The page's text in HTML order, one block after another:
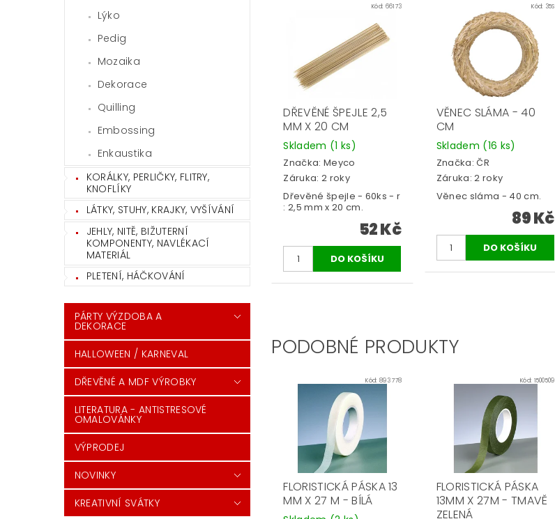
Lýko
Pedig
Mozaika
Dekorace
Quilling
Embossing
Enkaustika
KORÁLKY, PERLIČKY, FLITRY,
KNOFLÍKY
LÁTKY, STUHY, KRAJKY, VYŠÍVÁNÍ
JEHLY, NITĚ, BIŽUTERNÍ
KOMPONENTY, NAVLÉKACÍ
MATERIÁL
PLETENÍ, HÁČKOVÁNÍ
PÁRTY VÝZDOBA A
DEKORACE
HALLOWEEN / KARNEVAL
DŘEVĚNÉ A MDF VÝROBKY
LITERATURA - ANTISTRESOVÉ
OMALOVÁNKY
VÝPRODEJ
NOVINKY
KREATIVNÍ SVÁTKY
Kód: 66173
DŘEVĚNÉ ŠPEJLE 2,5
MM X 20 CM
Skladem (1 ks)
Značka: Meyco
Záruka: 2 roky
Dřevěné špejle - 60ks - r
: 2,5 mm x 20 cm.
52 Kč
Kód: 35S
VĚNEC SLÁMA - 40
CM
Skladem (16 ks)
Značka:ČR
Záruka: 2 roky
Věnec sláma - 40 cm.
89 Kč
PODOBNÉ PRODUKTY
Kód:893 778
FLORISTICKÁ PÁSKA 13
MM X 27 M - BÍLÁ
Kód: 1500509
FLORISTICKÁ PÁSKA
13MM X 27M - TMAVĚ
ZELENÁ